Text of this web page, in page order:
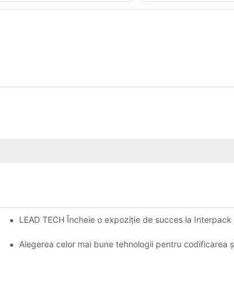
LEAD TECH Încheie o expoziție de succes la
Alegerea celor mai bune tehnologii pentru codificarea